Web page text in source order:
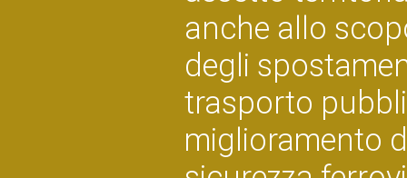
anche allo
degli
trasporto
miglioramento